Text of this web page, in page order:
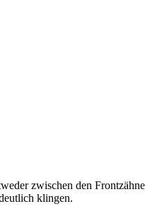
zwischen den
klingen.